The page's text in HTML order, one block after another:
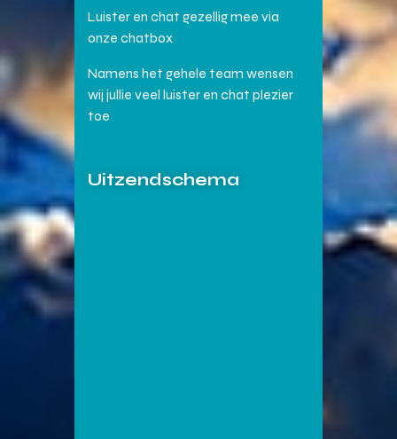
Luister en chat gezellig mee via
onze chatbox
Namens het gehele team wensen
wij jullie veel luister en chat plezier
toe
Uitzendschema